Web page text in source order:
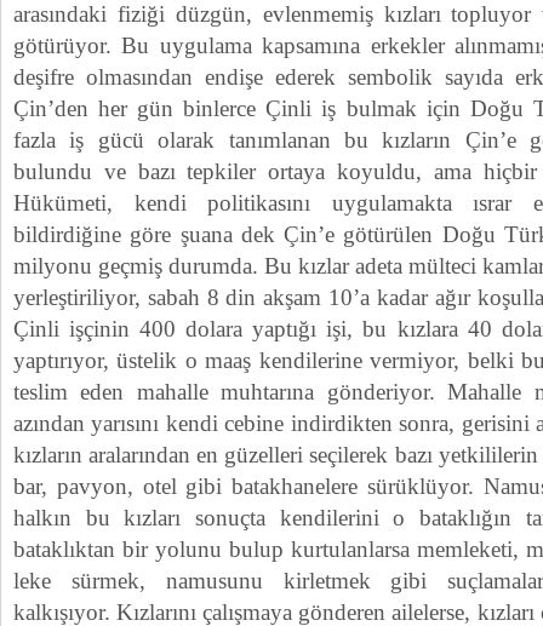
arasındaki fiziği düzgün, evlenmemiş kızları
götürüyor. Bu uygulama kapsamına erkekler
deşifre olmasından endişe ederek sembolik sayıda
Çin’den her gün binlerce Çinli iş bulmak için Doğu
fazla iş gücü olarak tanımlanan bu kızların Çin’e
bulundu ve bazı tepkiler ortaya koyuldu, ama hiçbir
Hükümeti, kendi politikasını uygulamakta ısrar
bildirdiğine göre şuana dek Çin’e götürülen Doğu
milyonu geçmiş durumda. Bu kızlar adeta mülteci
yerleştiriliyor, sabah 8 din akşam 10’a kadar ağır
Çinli işçinin 400 dolara yaptığı işi, bu kızlara 40
yaptırıyor, üstelik o maaş kendilerine vermiyor, belki
teslim eden mahalle muhtarına gönderiyor. Mahalle
azından yarısını kendi cebine indirdikten sonra,
kızların aralarından en güzelleri seçilerek bazı
bar, pavyon, otel gibi batakhanelere sürüklüyor.
halkın bu kızları sonuçta kendilerini o bataklığın
bataklıktan bir yolunu bulup kurtulanlarsa memleketi,
leke sürmek, namusunu kirletmek gibi
kalkışıyor. Kızlarını çalışmaya gönderen ailelerse,